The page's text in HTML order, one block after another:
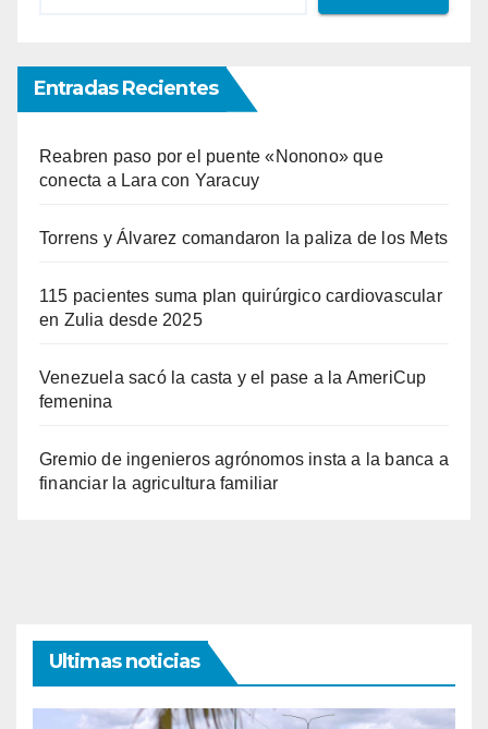
Entradas Recientes
Reabren paso por el puente «Nonono» que
conecta a Lara con Yaracuy
Torrens y Álvarez comandaron la paliza de los Mets
115 pacientes suma plan quirúrgico cardiovascular
en Zulia desde 2025
Venezuela sacó la casta y el pase a la AmeriCup
femenina
Gremio de ingenieros agrónomos insta a la banca a
financiar la agricultura familiar
Ultimas noticias